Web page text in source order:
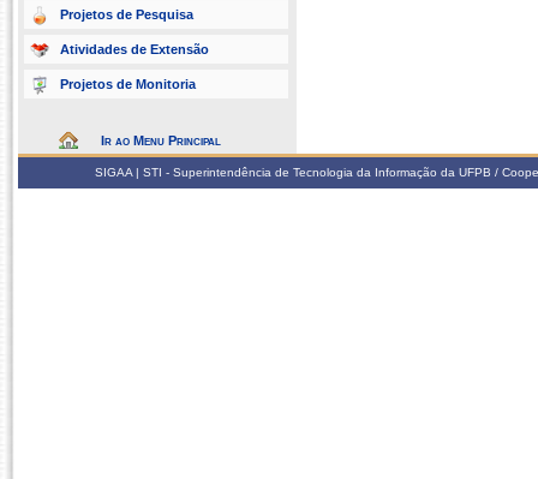
Projetos de Pesquisa
Atividades de Extensão
Projetos de Monitoria
Ir ao Menu Principal
SIGAA | STI - Superintendência de Tecnologia da Informação da UFPB /